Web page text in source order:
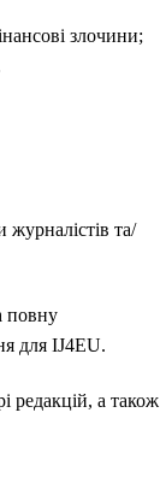
злочини;
та/
повну
для IJ4EU.
редакцій, а також